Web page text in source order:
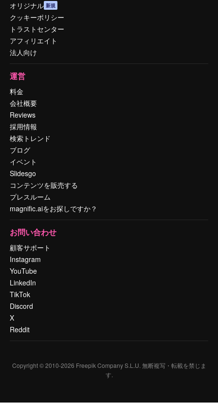
オリジナル 新規
クッキーポリシー
トラストセンター
アフィリエイト
法人向け
運営
料金
会社概要
Reviews
採用情報
検索トレンド
ブログ
イベント
Slidesgo
コンテンツを販売する
プレスルーム
magnific.aiをお探しですか？
お問い合わせ
顧客サポート
Instagram
YouTube
LinkedIn
TikTok
Discord
X
Reddit
Copyright © 2010-2026 Freepik Company S.L.U. 無断複写・転載を禁じま
す.